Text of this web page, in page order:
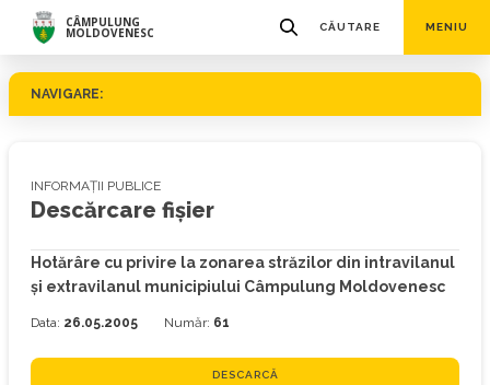
CÂMPULUNG
MOLDOVENESC CĂUTARE MENIU
NAVIGARE:
INFORMAȚII PUBLICE
Descărcare fișier
Hotărâre cu privire la zonarea străzilor din intravilanul
și extravilanul municipiului Câmpulung Moldovenesc
Data: 26.05.2005 Număr: 61
DESCARCĂ